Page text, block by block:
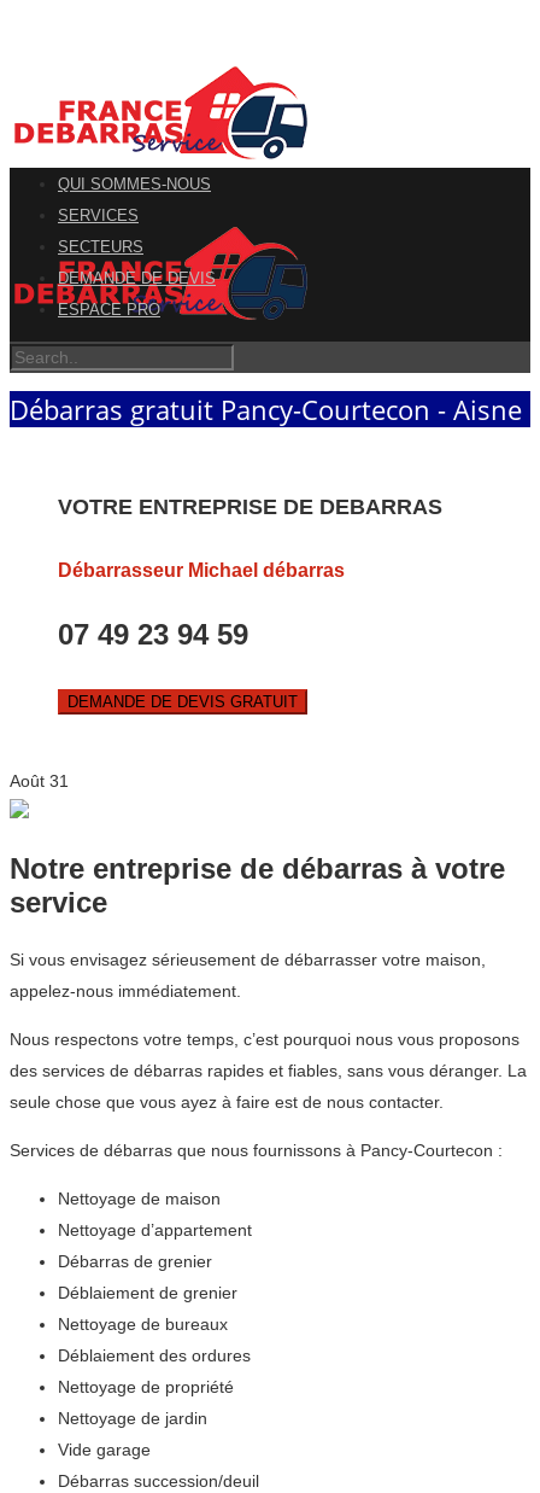
QUI SOMMES-NOUS
SERVICES
SECTEURS
DEMANDE DE DEVIS
ESPACE PRO
Débarras gratuit Pancy-Courtecon - Aisne
VOTRE ENTREPRISE DE DEBARRAS
Débarrasseur Michael débarras
07 49 23 94 59
DEMANDE DE DEVIS GRATUIT
Août 31
Notre entreprise de débarras à votre
service
Si vous envisagez sérieusement de débarrasser votre maison,
appelez-nous immédiatement.
Nous respectons votre temps, c’est pourquoi nous vous proposons
des services de débarras rapides et fiables, sans vous déranger. La
seule chose que vous ayez à faire est de nous contacter.
Services de débarras que nous fournissons à Pancy-Courtecon :
Nettoyage de maison
Nettoyage d’appartement
Débarras de grenier
Déblaiement de grenier
Nettoyage de bureaux
Déblaiement des ordures
Nettoyage de propriété
Nettoyage de jardin
Vide garage
Débarras succession/deuil